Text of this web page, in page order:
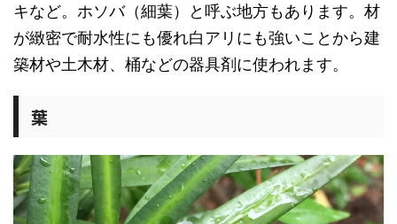
キなど。ホソバ（細葉）と呼ぶ地方もあります。材
が緻密で耐水性にも優れ白アリにも強いことから建
築材や土木材、桶などの器具剤に使われます。
葉